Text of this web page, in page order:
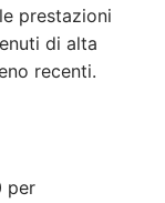
prestazioni
di alta
recenti.
per